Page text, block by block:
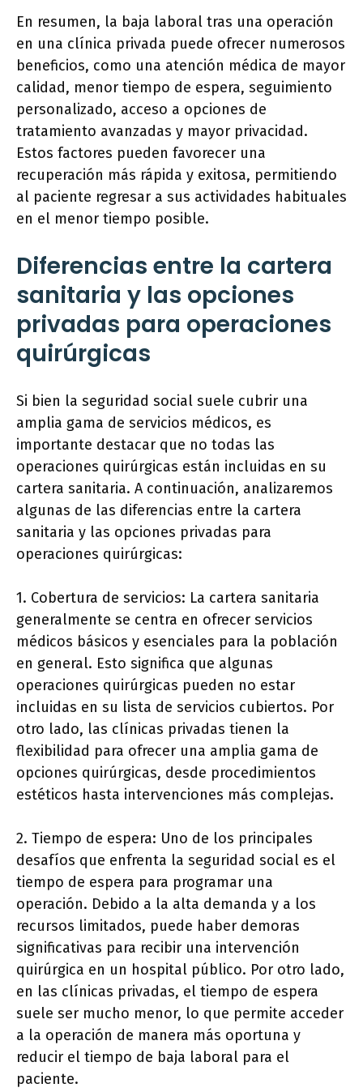
En resumen, la baja laboral tras una operación
en una clínica privada puede ofrecer numerosos
beneficios, como una atención médica de mayor
calidad, menor tiempo de espera, seguimiento
personalizado, acceso a opciones de
tratamiento avanzadas y mayor privacidad.
Estos factores pueden favorecer una
recuperación más rápida y exitosa, permitiendo
al paciente regresar a sus actividades habituales
en el menor tiempo posible.
Diferencias entre la cartera
sanitaria y las opciones
privadas para operaciones
quirúrgicas
Si bien la seguridad social suele cubrir una
amplia gama de servicios médicos, es
importante destacar que no todas las
operaciones quirúrgicas están incluidas en su
cartera sanitaria. A continuación, analizaremos
algunas de las diferencias entre la cartera
sanitaria y las opciones privadas para
operaciones quirúrgicas:
1. Cobertura de servicios: La cartera sanitaria
generalmente se centra en ofrecer servicios
médicos básicos y esenciales para la población
en general. Esto significa que algunas
operaciones quirúrgicas pueden no estar
incluidas en su lista de servicios cubiertos. Por
otro lado, las clínicas privadas tienen la
flexibilidad para ofrecer una amplia gama de
opciones quirúrgicas, desde procedimientos
estéticos hasta intervenciones más complejas.
2. Tiempo de espera: Uno de los principales
desafíos que enfrenta la seguridad social es el
tiempo de espera para programar una
operación. Debido a la alta demanda y a los
recursos limitados, puede haber demoras
significativas para recibir una intervención
quirúrgica en un hospital público. Por otro lado,
en las clínicas privadas, el tiempo de espera
suele ser mucho menor, lo que permite acceder
a la operación de manera más oportuna y
reducir el tiempo de baja laboral para el
paciente.